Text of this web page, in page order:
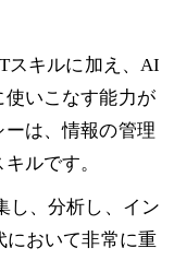
スキルに加え、AI
いこなす能力が
は、情報の管理
ルです。
し、分析し、イン
おいて非常に重